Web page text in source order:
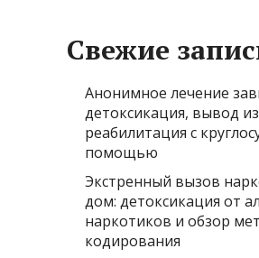
Свежие
Анонимное лечение
детоксикация, вывод
реабилитация с
помощью
Экстренный вызов
дом: детоксикация от
наркотиков и обзор
кодирования